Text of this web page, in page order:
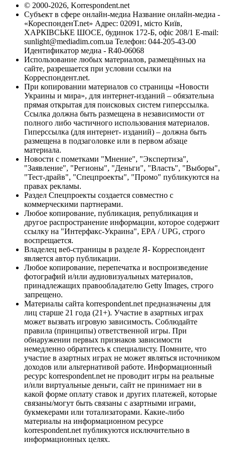
© 2000-2026, Korrespondent.net
Субъект в сфере онлайн-медиа Название онлайн-медиа -
«КореспонденТ.net» Адрес: 02091, місто Київ,
ХАРКІВСЬКЕ ШОСЕ, будинок 172-Б, офіс 208/1 E-mail:
sunlight@mediadim.com.ua Телефон: 044-205-43-00
Идентификатор медиа - R40-06068
Использование любых материалов, размещённых на
сайте, разрешается при условии ссылки на
Корреспондент.net.
При копировании материалов со страницы «Новости
Украины и мира», для интернет-изданий – обязательна
прямая открытая для поисковых систем гиперссылка.
Ссылка должна быть размещена в независимости от
полного либо частичного использования материалов.
Гиперссылка (для интернет- изданий) – должна быть
размещена в подзаголовке или в первом абзаце
материала.
Новости с пометками "Мнение", "Экспертиза",
"Заявление", "Регионы", "Деньги", "Власть", "Выборы",
"Тест-драйв", "Спецпроекты", "Промо" публикуются на
правах рекламы.
Раздел Спецпроекты создается совместно с
коммерческими партнерами.
Любое копирование, публикация, републикация и
другое распространение информации, которое содержит
ссылку на "Интерфакс-Украина", EPA / UPG, строго
воспрещается.
Владелец веб-страницы в разделе Я- Корреспондент
является автор публикации.
Любое копирование, перепечатка и воспроизведение
фотографий и/или аудиовизуальных материалов,
принадлежащих правообладателю Getty Images, строго
запрещено.
Материалы сайта korrespondent.net предназначены для
лиц старше 21 года (21+). Участие в азартных играх
может вызвать игровую зависимость. Соблюдайте
правила (принципы) ответственной игры. При
обнаружении первых признаков зависимости
немедленно обратитесь к специалисту. Помните, что
участие в азартных играх не может являться источником
доходов или альтернативой работе. Информационный
ресурс korrespondent.net не проводит игры на реальные
и/или виртуальные деньги, сайт не принимает ни в
какой форме оплату ставок и других платежей, которые
связаны/могут быть связаны с азартными играми,
букмекерами или тотализаторами. Какие-либо
материалы на информационном ресурсе
korrespondent.net публикуются исключительно в
информационных целях.